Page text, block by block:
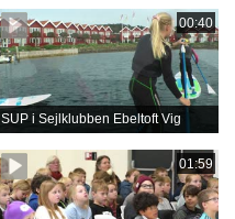
00:40
SUP i Sejlklubben Ebeltoft Vig
01:59